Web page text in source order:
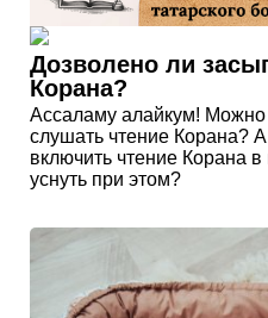
Дозволено ли
Корана?
Ассаламу алайкум! Можно
слушать чтение Корана? А
включить чтение Корана
уснуть при этом?